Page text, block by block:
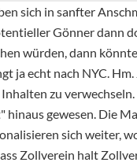
sich in sanfter
Gönner dann
würden, dann
ja echt nach NYC.
zu verwechseln.
gewesen. Die
sich weiter,
Zollverein halt